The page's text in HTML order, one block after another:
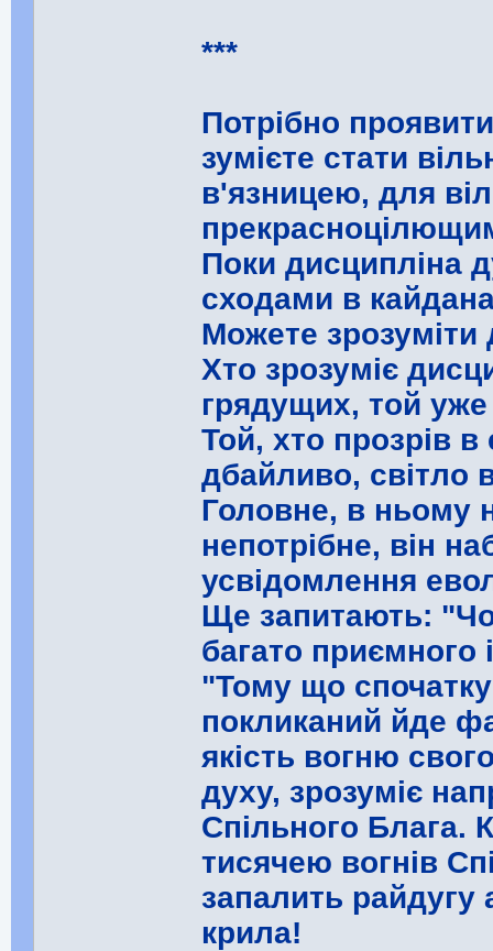
***
Потрібно
зумієте стати
в'язницею, для
Поки дисципліна
сходами в
Можете зрозуміти
Хто зрозуміє
грядущих, той уже
Той, хто прозрів
дбайливо, світло
Головне, в ньому
непотрібне, він
усвідомлення
Ще запитають:
багато приємного
"Тому що спочатку
покликаний йде
якість вогню
духу, зрозуміє
Спільного Блага.
тисячею вогнів
запалить
крила!